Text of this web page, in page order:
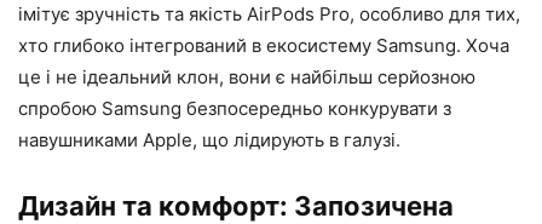
імітує зручність та якість AirPods Pro, особливо для тих,
хто глибоко інтегрований в екосистему Samsung. Хоча
це і не ідеальний клон, вони є найбільш серйозною
спробою Samsung безпосередньо конкурувати з
навушниками Apple, що лідирують в галузі.
Дизайн та комфорт: Запозичена